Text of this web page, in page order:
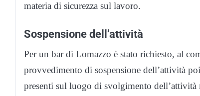
materia di sicurezza sul lavoro.
Sospensione dell’attività
Per un bar di Lomazzo è stato richiesto, al
provvedimento di sospensione dell’attività
presenti sul luogo di svolgimento